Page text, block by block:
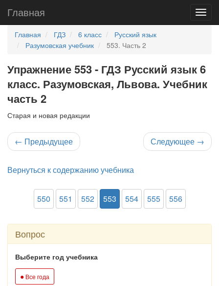
Главная
Главная ГДЗ 6 класс
Русский язык
Разумовская учебник
553. Часть 2
Упражнение 553 - ГДЗ Русский язык 6
класс. Разумовская, Львова. Учебник
часть 2
Старая и новая редакции
← Предыдущее Следующее →
Вернуться к содержанию учебника
550 551 552 553 554 555 556
Вопрос
Выберите год учебника
● Все года